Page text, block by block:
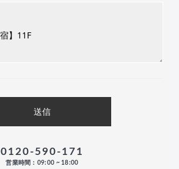
0120-590-171
営業時間：09:00 ~ 18:00